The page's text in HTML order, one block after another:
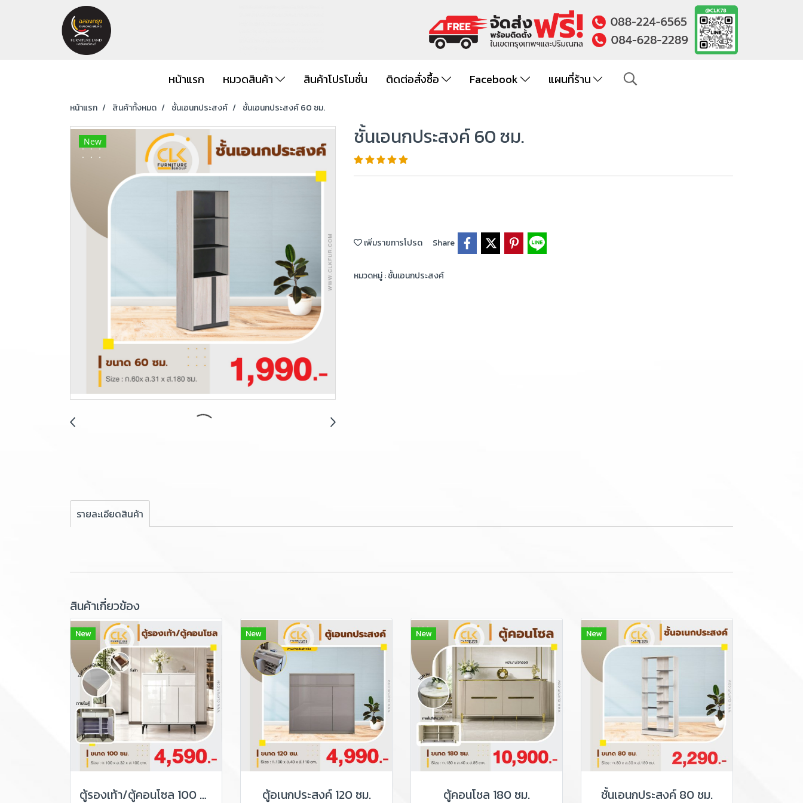
หน้าแรก หมวดสินค้า สินค้าโปรโมชั่น ติดต่อสั่งซื้อ Facebook แผนที่ร้าน
หน้าแรก สินค้าทั้งหมด ชั้นเอนกประสงค์ ชั้นเอนกประสงค์ 60 ซม.
New ชั้นเอนกประสงค์ 60 ซม.
เพิ่มรายการโปรด Share
หมวดหมู่ :ชั้นเอนกประสงค์
รายละเอียดสินค้า
สินค้าเกี่ยวข้อง
New
ตู้รองเท้า/ตู้คอนโซล 100 ซม.
New
ตู้อเนกประสงค์ 120 ซม.
New
ตู้คอนโซล 180 ซม.
New
ชั้นเอนกประสงค์ 80 ซม.